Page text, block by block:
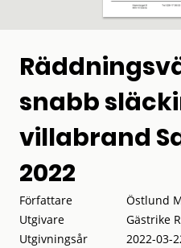
snabb
villabrand
2022
Författare
Östlund
Utgivare
Gästrike
Utgivningsår
2022-03-